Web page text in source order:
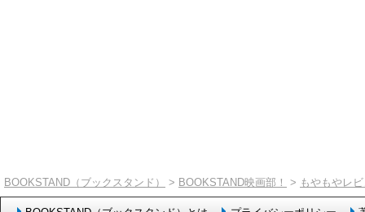
BOOKSTAND（ブックスタンド） > BOOKSTAND映画部！ > もやもやレ